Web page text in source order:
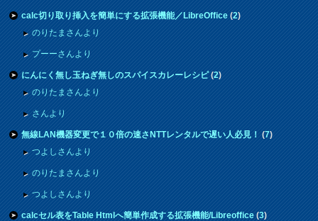
calc切り取り挿入を簡単にする拡張機能／LibreOffice(2)
のりたまさんより
プーーさんより
にんにく無し玉ねぎ無しのスパイスカレーレシピ(2)
のりたまさんより
さんより
無線LAN機器変更で１０倍の速さNTTレンタルで遅い人必見！(7)
つよしさんより
のりたまさんより
つよしさんより
calcセル表をTable Htmlへ簡単作成する拡張機能/Libreoffice(3)